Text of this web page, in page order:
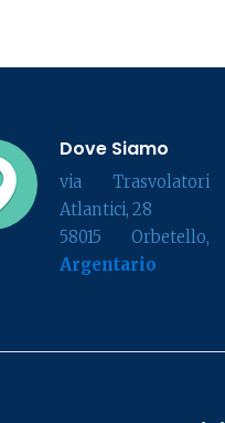
Dove Siamo
via Trasvolatori
Atlantici, 28
58015 Orbetello,
Argentario